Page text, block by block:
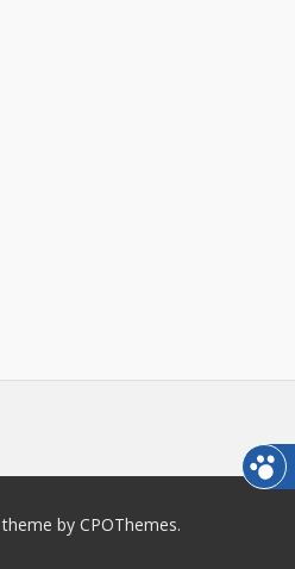
theme by CPOThemes.